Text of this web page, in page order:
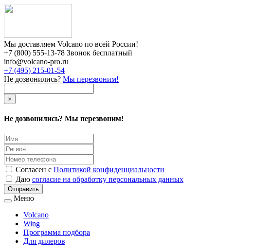
Мы доставляем Volcano по всей России!
+7 (800) 555-13-78 Звонок бесплатный
info@volcano-pro.ru
+7 (495) 215-01-54
Не дозвонились? Мы перезвоним!
×
Не дозвонились? Мы перезвоним!
Согласен с Политикой конфиденциальности
Даю согласие на обработку персональных данных
Меню
Volcano
Wing
Программа подбора
Для дилеров